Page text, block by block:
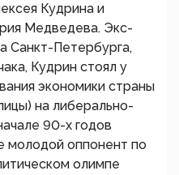
Кудрина и
Медведева. Экс-
Санкт-Петербурга,
Кудрин стоял у
экономики страны
на либерально-
90-х годов
молодой оппонент по
олимпе